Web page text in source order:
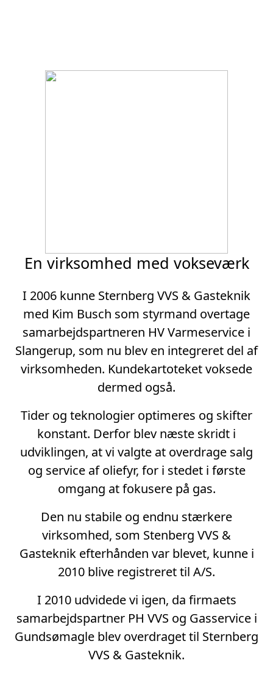
En virksomhed med vokseværk
I 2006 kunne Sternberg VVS & Gasteknik
med Kim Busch som styrmand overtage
samarbejdspartneren HV Varmeservice i
Slangerup, som nu blev en integreret del af
virksomheden. Kundekartoteket voksede
dermed også.
Tider og teknologier optimeres og skifter
konstant. Derfor blev næste skridt i
udviklingen, at vi valgte at overdrage salg
og service af oliefyr, for i stedet i første
omgang at fokusere på gas.
Den nu stabile og endnu stærkere
virksomhed, som Stenberg VVS &
Gasteknik efterhånden var blevet, kunne i
2010 blive registreret til A/S.
I 2010 udvidede vi igen, da firmaets
samarbejdspartner PH VVS og Gasservice i
Gundsømagle blev overdraget til Sternberg
VVS & Gasteknik.